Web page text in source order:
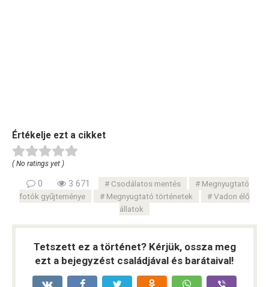
Értékelje ezt a cikket
( No ratings yet )
0 3 671 Csodálatos mentés
Megnyugtató
fotók gyűjteménye
Megnyugtató történetek
Vadon élő
állatok
Tetszett ez a történet? Kérjük, ossza meg
ezt a bejegyzést családjával és barátaival!